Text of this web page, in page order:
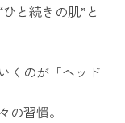
と続きの肌”と
くのが「ヘッド
習慣。